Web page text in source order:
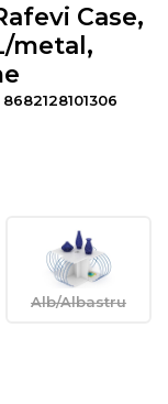
Case,
metal,
8682128101306
Alb/Albastru